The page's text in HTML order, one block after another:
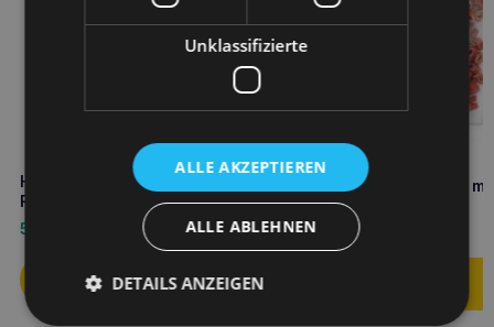
HILTON Stäbchen mit Ente und
Reis 500g
5,40
HILTON Sushi Kaninchen mit
Fisch 500g
9,20
Unklassifizierte
ALLE AKZEPTIEREN
ALLE ABLEHNEN
DETAILS ANZEIGEN